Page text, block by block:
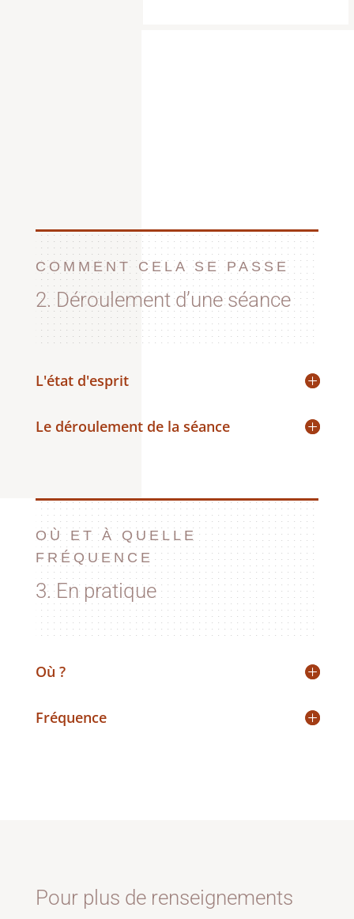
COMMENT CELA SE PASSE
2. Déroulement d’une séance
L'état d'esprit
Le déroulement de la séance
OÙ ET À QUELLE
FRÉQUENCE
3. En pratique
Où ?
Fréquence
Pour plus de renseignements